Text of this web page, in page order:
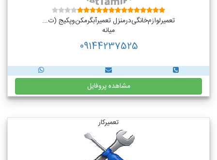
تعمیر‌لوازم‌‌خانگی‌در‌منزل‌ تعمیر‌آبگرمکن‌وپکیج (ت...
میانه
09144237525
مشاهده پروفایل
تعمیرکار